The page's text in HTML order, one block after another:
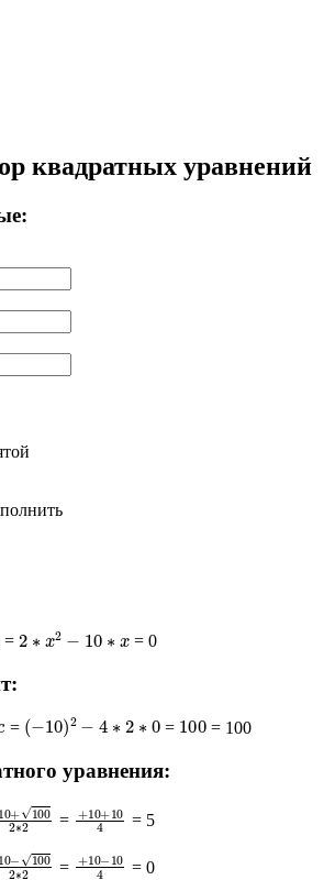
квадратных уравнений
= 2 2 10 ∗ = 0
= (− 10)2 ∗ ∗ = 100= 100
уравнения:
10+100 2
= + 10+10 = 5
−100 ∗2
= +10−10 = 0